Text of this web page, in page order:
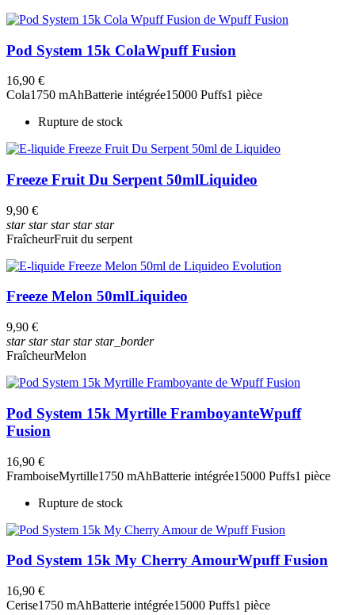
Pod System 15k ColaWpuff Fusion
16,90 €
Cola1750 mAhBatterie intégrée15000 Puffs1 pièce
Rupture de stock
Freeze Fruit Du Serpent 50mlLiquideo
9,90 €
starstarstarstarstar
FraîcheurFruit du serpent
Freeze Melon 50mlLiquideo
9,90 €
starstarstarstarstar_border
FraîcheurMelon
Pod System 15k Myrtille FramboyanteWpuff
Fusion
16,90 €
FramboiseMyrtille1750 mAhBatterie intégrée15000 Puffs1 pièce
Rupture de stock
Pod System 15k My Cherry AmourWpuff Fusion
16,90 €
Cerise1750 mAhBatterie intégrée15000 Puffs1 pièce